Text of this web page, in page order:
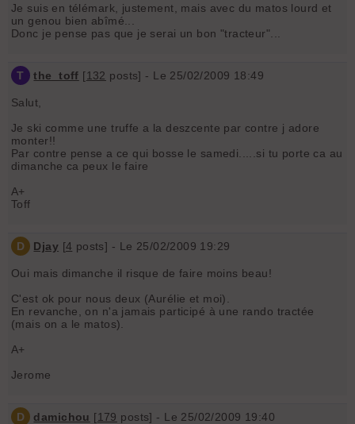
Je suis en télémark, justement, mais avec du matos lourd et
un genou bien abîmé...
Donc je pense pas que je serai un bon "tracteur"...
T the_toff [132 posts] - Le 25/02/2009 18:49
Salut,
Je ski comme une truffe a la deszcente par contre j adore
monter!!
Par contre pense a ce qui bosse le samedi.....si tu porte ca au
dimanche ca peux le faire
A+
Toff
D Djay [4 posts] - Le 25/02/2009 19:29
Oui mais dimanche il risque de faire moins beau!
C'est ok pour nous deux (Aurélie et moi).
En revanche, on n'a jamais participé à une rando tractée
(mais on a le matos).
A+
Jerome
D damichou [179 posts] - Le 25/02/2009 19:40